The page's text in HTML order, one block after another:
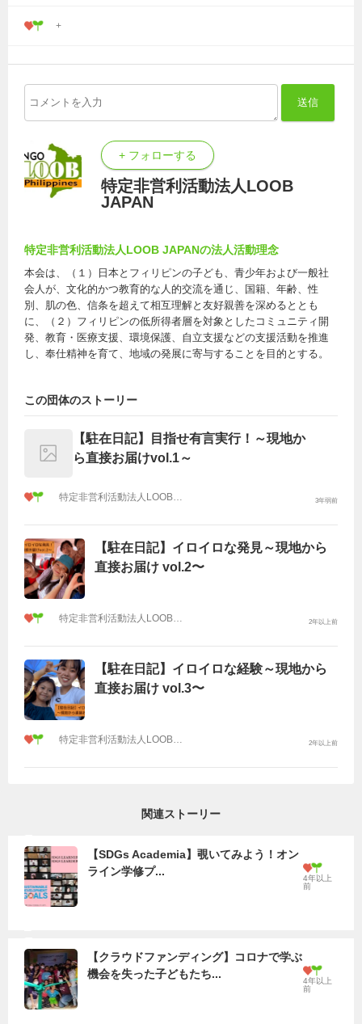
送信
+ フォローする
特定非営利活動法人LOOB
JAPAN
特定非営利活動法人LOOB JAPANの法人活動理念
本会は、（１）日本とフィリピンの子ども、青少年および一般社
会人が、文化的かつ教育的な人的交流を通じ、国籍、年齢、性
別、肌の色、信条を超えて相互理解と友好親善を深めるととも
に、（２）フィリピンの低所得者層を対象としたコミュニティ開
発、教育・医療支援、環境保護、自立支援などの支援活動を推進
し、奉仕精神を育て、地域の発展に寄与することを目的とする。
この団体のストーリー
【駐在日記】目指せ有言実行！～現地か
ら直接お届けvol.1～
特定非営利活動法人LOOB JAPAN 3年弱前
【駐在日記】イロイロな発見～現地から
直接お届け vol.2〜
特定非営利活動法人LOOB JAPAN 2年以上前
【駐在日記】イロイロな経験～現地から
直接お届け vol.3〜
特定非営利活動法人LOOB JAPAN 2年以上前
関連ストーリー
【SDGs Academia】覗いてみよう！オン
ライン学修プ...
4年以上
前
【クラウドファンディング】コロナで学ぶ
機会を失った子どもたち...
4年以上
前